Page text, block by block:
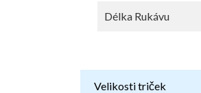
Délka Rukávu
Velikosti triček